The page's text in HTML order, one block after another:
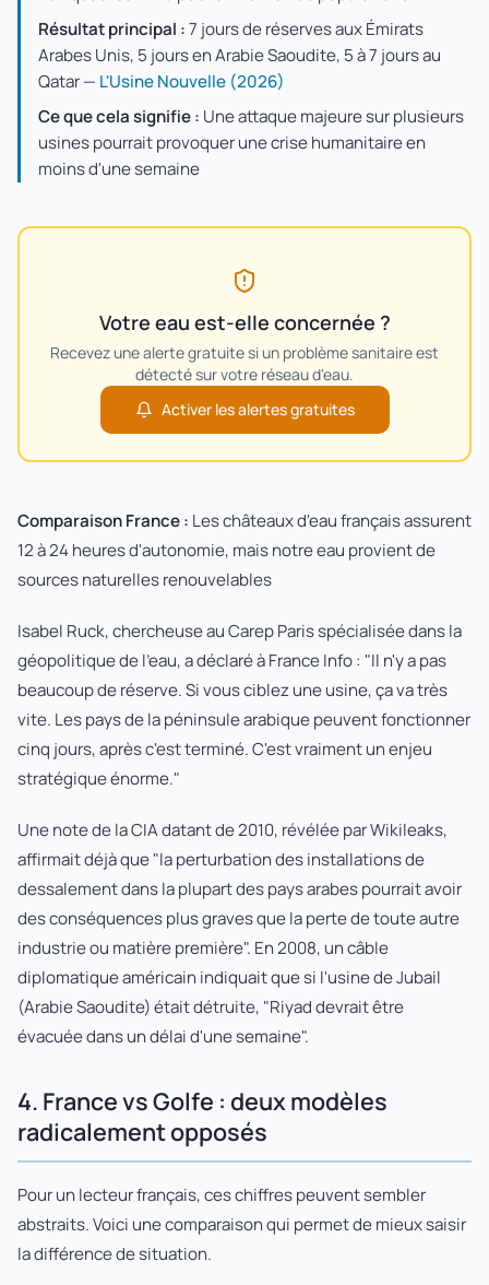
Résultat principal :7 jours de réserves aux Émirats
Arabes Unis, 5 jours en Arabie Saoudite, 5 à 7 jours au
Qatar — L'Usine Nouvelle (2026)
Ce que cela signifie : Une attaque majeure sur plusieurs
usines pourrait provoquer une crise humanitaire en
moins d'une semaine
Votre eau est-elle concernée ?
Recevez une alerte gratuite si un problème sanitaire est
détecté sur votre réseau d'eau.
Activer les alertes gratuites
Comparaison France : Les châteaux d'eau français assurent
12 à 24 heures d'autonomie, mais notre eau provient de
sources naturelles renouvelables
Isabel Ruck, chercheuse au Carep Paris spécialisée dans la
géopolitique de l'eau, a déclaré à France Info : "Il n'y a pas
beaucoup de réserve. Si vous ciblez une usine, ça va très
vite. Les pays de la péninsule arabique peuvent fonctionner
cinq jours, après c'est terminé. C'est vraiment un enjeu
stratégique énorme."
Une note de la CIA datant de 2010, révélée par Wikileaks,
affirmait déjà que "la perturbation des installations de
dessalement dans la plupart des pays arabes pourrait avoir
des conséquences plus graves que la perte de toute autre
industrie ou matière première". En 2008, un câble
diplomatique américain indiquait que si l'usine de Jubail
(Arabie Saoudite) était détruite, "Riyad devrait être
évacuée dans un délai d'une semaine".
4. France vs Golfe : deux modèles
radicalement opposés
Pour un lecteur français, ces chiffres peuvent sembler
abstraits. Voici une comparaison qui permet de mieux saisir
la différence de situation.